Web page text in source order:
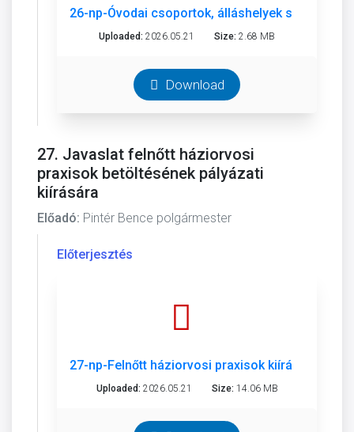
26-np-Óvodai csoportok, álláshelyek száma-
Uploaded: 2026.05.21 Size: 2.68 MB
Download
27. Javaslat felnőtt háziorvosi
praxisok betöltésének pályázati
kiírására
Előadó: Pintér Bence polgármester
Előterjesztés
27-np-Felnőtt háziorvosi praxisok kiírása-o.pdf
Uploaded: 2026.05.21 Size: 14.06 MB